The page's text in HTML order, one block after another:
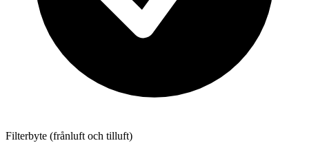
Filterbyte (frånluft och tilluft)